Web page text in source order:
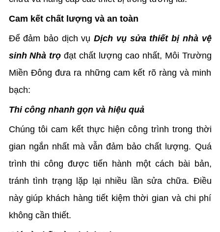
Cam kết chất lượng và an toàn
Để đảm bảo dịch vụDịch vụ sửa thiết bị nhà vệ
sinh Nhà trọ đạt chất lượng cao nhất, Môi Trường
Miền Đông đưa ra những cam kết rõ ràng và minh
bạch:
Thi công nhanh gọn và hiệu quả
Chúng tôi cam kết thực hiện công trình trong thời
gian ngắn nhất mà vẫn đảm bảo chất lượng. Quá
trình thi công được tiến hành một cách bài bản,
tránh tình trạng lặp lại nhiều lần sửa chữa. Điều
này giúp khách hàng tiết kiệm thời gian và chi phí
không cần thiết.